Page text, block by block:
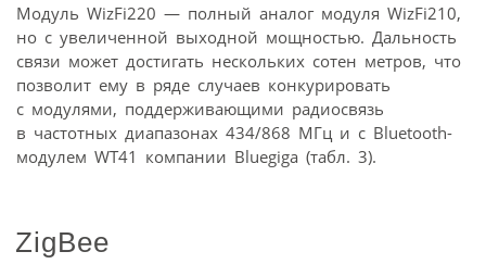
Модуль WizFi220 — полный аналог модуля WizFi210,
но с увеличенной выходной мощностью. Дальность
связи может достигать нескольких сотен метров, что
позволит ему в ряде случаев конкурировать
с модулями, поддерживающими радиосвязь
в частотных диапазонах 434/868 МГц и с Bluetooth-
модулем WT41 компании Bluegiga (табл. 3).
ZigBee